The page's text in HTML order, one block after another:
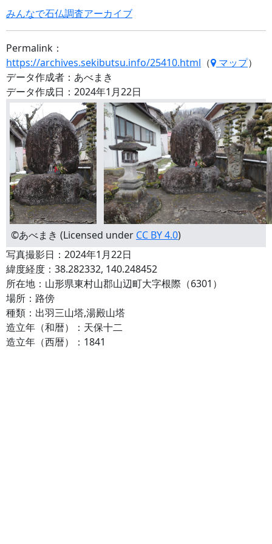
みんなで石仏調査アーカイブ
Permalink：
https://archives.sekibutsu.info/25410.html （ マップ）
データ作成者：あべまき
データ作成日：2024年1月22日
©あべまき (Licensed under CC BY 4.0)
写真撮影日：2024年1月22日
緯度経度：38.282332, 140.248452
所在地：山形県東村山郡山辺町大字根際（6301）
場所：路傍
種類：出羽三山塔,湯殿山塔
造立年（和暦）：天保十二
造立年（西暦）：1841